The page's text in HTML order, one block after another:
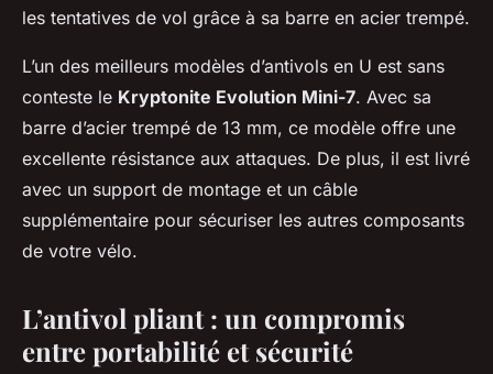
les tentatives de vol grâce à sa barre en acier trempé.
L’un des meilleurs modèles d’antivols en U est sans
conteste le Kryptonite Evolution Mini-7. Avec sa
barre d’acier trempé de 13 mm, ce modèle offre une
excellente résistance aux attaques. De plus, il est livré
avec un support de montage et un câble
supplémentaire pour sécuriser les autres composants
de votre vélo.
L’antivol pliant : un compromis
entre portabilité et sécurité